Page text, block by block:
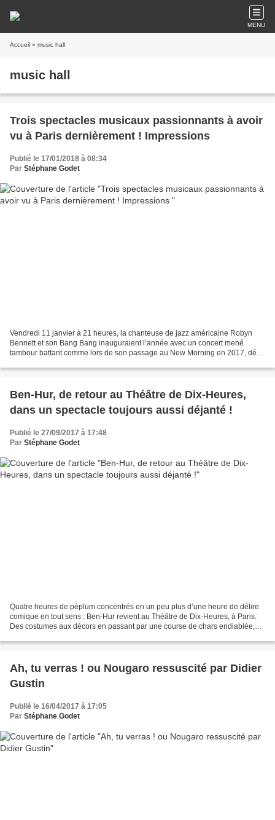
MENU
Accueil » music hall
music hall
Trois spectacles musicaux passionnants à avoir
vu à Paris dernièrement ! Impressions
Publié le 17/01/2018 à 08:34
Par Stéphane Godet
Vendredi 11 janvier à 21 heures, la chanteuse de jazz américaine Robyn
Bennett et son Bang Bang inauguraient l’année avec un concert mené
tambour battant comme lors de son passage au New Morning en 2017, déjà
Ben-Hur, de retour au Théâtre de Dix-Heures,
dans un spectacle toujours aussi déjanté !
Publié le 27/09/2017 à 17:48
Par Stéphane Godet
Quatre heures de péplum concentrés en un peu plus d’une heure de délire
comique en tout sens : Ben-Hur revient au Théâtre de Dix-Heures, à Paris.
Des costumes aux décors en passant par une course de chars endiablée,
Ah, tu verras ! ou Nougaro ressuscité par Didier
Gustin
Publié le 16/04/2017 à 17:05
Par Stéphane Godet